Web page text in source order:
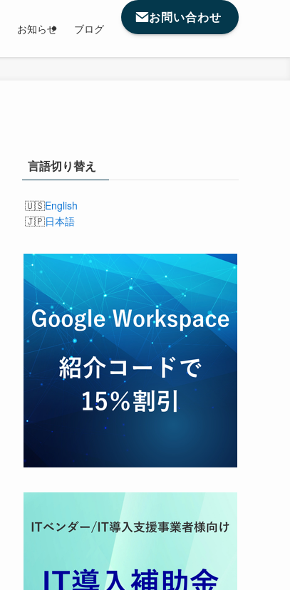
お知らせ ブログ
お問い合わせ
言語切り替え
English
日本語